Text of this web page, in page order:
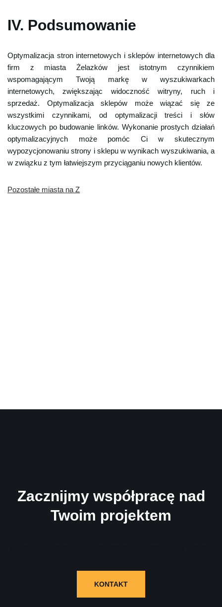
IV. Podsumowanie
Optymalizacja stron internetowych i sklepów internetowych dla
firm z miasta Żelazków jest istotnym czynnikiem
wspomagającym Twoją markę w wyszukiwarkach
internetowych, zwiększając widoczność witryny, ruch i
sprzedaż. Optymalizacja sklepów może wiązać się ze
wszystkimi czynnikami, od optymalizacji treści i słów
kluczowych po budowanie linków. Wykonanie prostych działań
optymalizacyjnych może pomóc Ci w skutecznym
wypozycjonowaniu strony i sklepu w wynikach wyszukiwania, a
w związku z tym łatwiejszym przyciąganiu nowych klientów.
Pozostałe miasta na Z
Zacznijmy współpracę nad
Twoim projektem
KONTAKT